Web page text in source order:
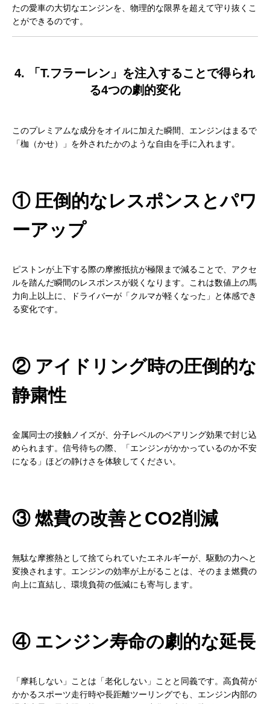
たの愛車の大切なエンジンを、物理的な限界を超えて守り抜くこ
とができるのです。
4. 「T.フラーレン」を注入することで得られ
る4つの劇的変化
このプレミアムな成分をオイルに加えた瞬間、エンジンはまるで
「枷（かせ）」を外されたかのような自由を手に入れます。
① 圧倒的なレスポンスとパワ
ーアップ
ピストンが上下する際の摩擦抵抗が極限まで減ることで、アクセ
ルを踏んだ瞬間のレスポンスが鋭くなります。これは数値上の馬
力向上以上に、ドライバーが「クルマが軽くなった」と体感でき
る変化です。
② アイドリング時の圧倒的な
静粛性
金属同士の接触ノイズが、分子レベルのベアリング効果で封じ込
められます。信号待ちの際、「エンジンがかかっているのか不安
になる」ほどの静けさを体験してください。
③ 燃費の改善とCO2削減
無駄な摩擦熱として捨てられていたエネルギーが、駆動の力へと
変換されます。エンジンの効率が上がることは、そのまま燃費の
向上に直結し、環境負荷の低減にも寄与します。
④ エンジン寿命の劇的な延長
「摩耗しない」ことは「老化しない」ことと同義です。高負荷が
かかるスポーツ走行時や長距離ツーリングでも、エンジン内部の